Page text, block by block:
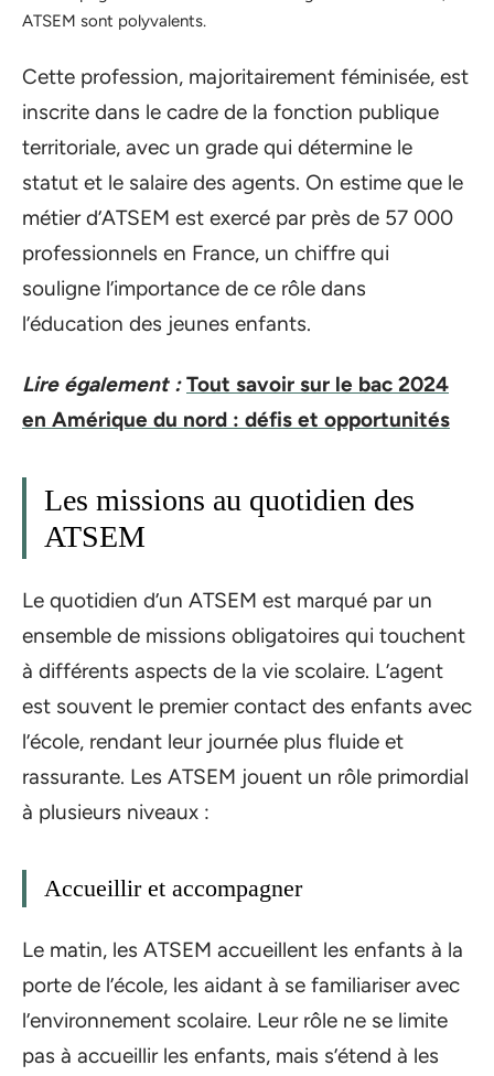
ATSEM sont polyvalents.
Cette profession, majoritairement féminisée, est
inscrite dans le cadre de la fonction publique
territoriale, avec un grade qui détermine le
statut et le salaire des agents. On estime que le
métier d’ATSEM est exercé par près de 57 000
professionnels en France, un chiffre qui
souligne l’importance de ce rôle dans
l’éducation des jeunes enfants.
Lire également : Tout savoir sur le bac 2024
en Amérique du nord : défis et opportunités
Les missions au quotidien des
ATSEM
Le quotidien d’un ATSEM est marqué par un
ensemble de missions obligatoires qui touchent
à différents aspects de la vie scolaire. L’agent
est souvent le premier contact des enfants avec
l’école, rendant leur journée plus fluide et
rassurante. Les ATSEM jouent un rôle primordial
à plusieurs niveaux :
Accueillir et accompagner
Le matin, les ATSEM accueillent les enfants à la
porte de l’école, les aidant à se familiariser avec
l’environnement scolaire. Leur rôle ne se limite
pas à accueillir les enfants, mais s’étend à les